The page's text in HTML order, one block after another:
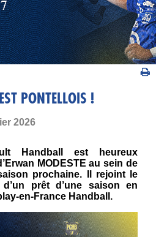
PONTELLOIS !
2026
Handball est heureux
MODESTE au sein de
prochaine. Il rejoint le
prêt d’une saison en
en-France Handball.